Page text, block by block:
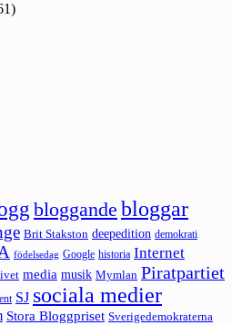
bloggande bloggar
Brit Stakston deepedition demokrati
födelsedag Google historia Internet
media musik Mymlan Piratpartiet
SJ sociala medier
Stora Bloggpriset Sverigedemokraterna